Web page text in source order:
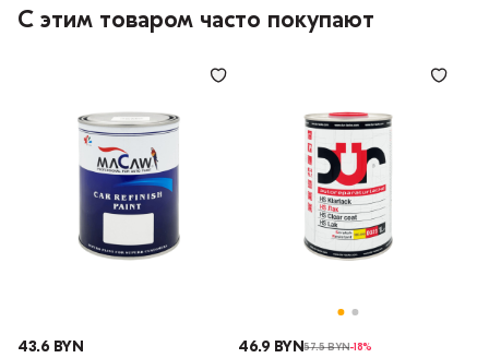
С этим товаром часто покупают
43.6 BYN
46.9 BYN57.5 BYN-18%